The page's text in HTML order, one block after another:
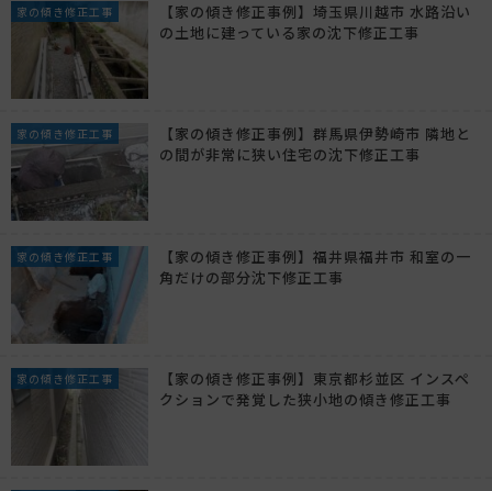
家の傾き修正工事
【家の傾き修正事例】埼玉県川越市 水路沿い
の土地に建っている家の沈下修正工事
家の傾き修正工事
【家の傾き修正事例】群馬県伊勢崎市 隣地と
の間が非常に狭い住宅の沈下修正工事
家の傾き修正工事
【家の傾き修正事例】福井県福井市 和室の一
角だけの部分沈下修正工事
家の傾き修正工事
【家の傾き修正事例】東京都杉並区 インスペ
クションで発覚した狭小地の傾き修正工事